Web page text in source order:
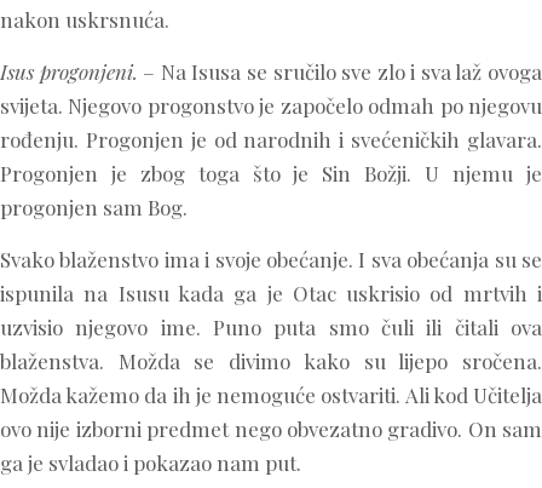
nakon uskrsnuća.
Isus progonjeni. – Na Isusa se sručilo sve zlo i sva laž ovoga
svijeta. Njegovo progonstvo je započelo odmah po njegovu
rođenju. Progonjen je od narodnih i svećeničkih glavara.
Progonjen je zbog toga što je Sin Božji. U njemu je
progonjen sam Bog.
Svako blaženstvo ima i svoje obećanje. I sva obećanja su se
ispunila na Isusu kada ga je Otac uskrisio od mrtvih i
uzvisio njegovo ime. Puno puta smo čuli ili čitali ova
blaženstva. Možda se divimo kako su lijepo sročena.
Možda kažemo da ih je nemoguće ostvariti. Ali kod Učitelja
ovo nije izborni predmet nego obvezatno gradivo. On sam
ga je svladao i pokazao nam put.